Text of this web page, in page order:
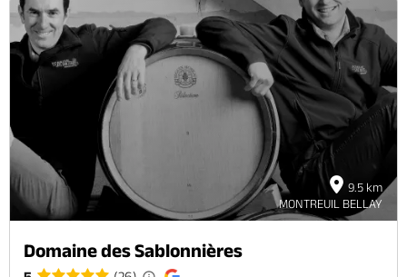
9.5 km
MONTREUIL BELLAY
Domaine des Sablonnières